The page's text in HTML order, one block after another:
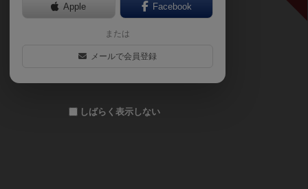
Apple Facebook
または
メールで会員登録
しばらく表示しない